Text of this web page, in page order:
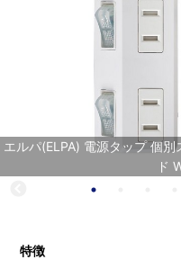
エルパ(ELPA) 電源タップ 個
ド
特徴